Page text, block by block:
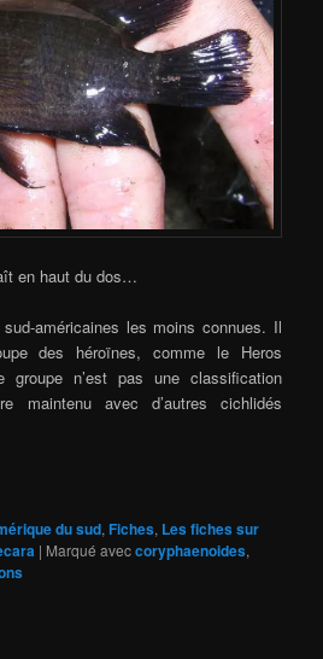
en haut du dos…
sud-américaines les moins connues. Il
des héroïnes, comme le Heros
groupe n’est pas une classification
maintenu avec d’autres cichlidés
du sud,Fiches, Les fiches sur
| Marqué aveccoryphaenoides,